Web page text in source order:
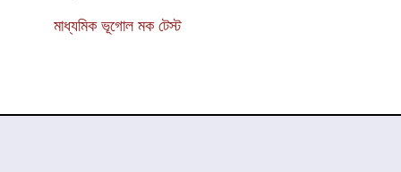
মাধ্যমিক ভূগোল মক টেস্ট